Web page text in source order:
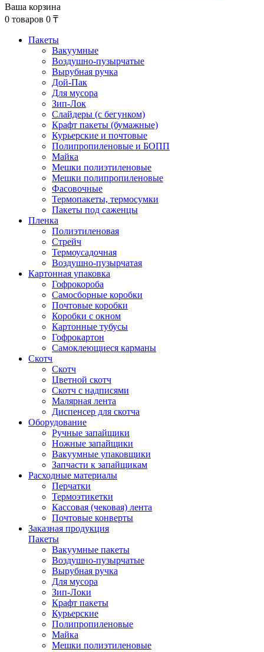
Ваша корзина
0 товаров 0 ₸
Пакеты
Вакуумные
Воздушно-пузырчатые
Вырубная ручка
Дой-Пак
Для мусора
Зип-Лок
Слайдеры (с бегунком)
Крафт пакеты (бумажные)
Курьерские и почтовые
Полипропиленовые и БОПП
Майка
Мешки полиэтиленовые
Мешки полипропиленовые
Фасовочные
Термопакеты, термосумки
Пакеты под саженцы
Пленка
Полиэтиленовая
Стрейч
Термоусадочная
Воздушно-пузырчатая
Картонная упаковка
Гофрокороба
Самосборные коробки
Почтовые коробки
Коробки с окном
Картонные тубусы
Гофрокартон
Самоклеющиеся карманы
Скотч
Скотч
Цветной скотч
Скотч с надписями
Малярная лента
Диспенсер для скотча
Оборудование
Ручные запайщики
Ножные запайщики
Вакуумные упаковщики
Запчасти к запайщикам
Расходные материалы
Перчатки
Термоэтикетки
Кассовая (чековая) лента
Почтовые конверты
Заказная продукция
Пакеты
Вакуумные пакеты
Воздушно-пузырчатые
Вырубная ручка
Для мусора
Зип-Локи
Крафт пакеты
Курьерские
Полипропиленовые
Майка
Мешки полиэтиленовые